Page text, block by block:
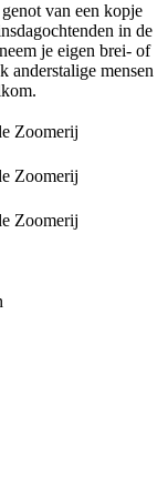
van een kopje
in de
je eigen brei- of
anderstalige mensen
Zoomerij
Zoomerij
Zoomerij